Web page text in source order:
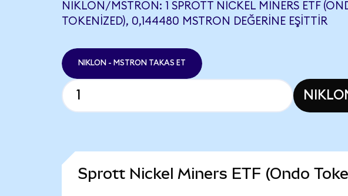
NIKLON/MSTRON: 1 SPROTT NICKEL MINERS ETF
TOKENIZED), 0,144480 MSTRON DEĞERINE EŞITTIR
NIKLON - MSTRON TAKAS ET
Sprott Nickel Miners ETF (Ondo